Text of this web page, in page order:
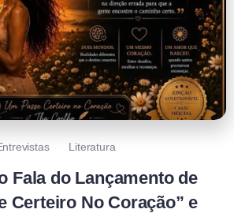
Literatura
Fala do Lançamento de
Certeiro No Coração” e